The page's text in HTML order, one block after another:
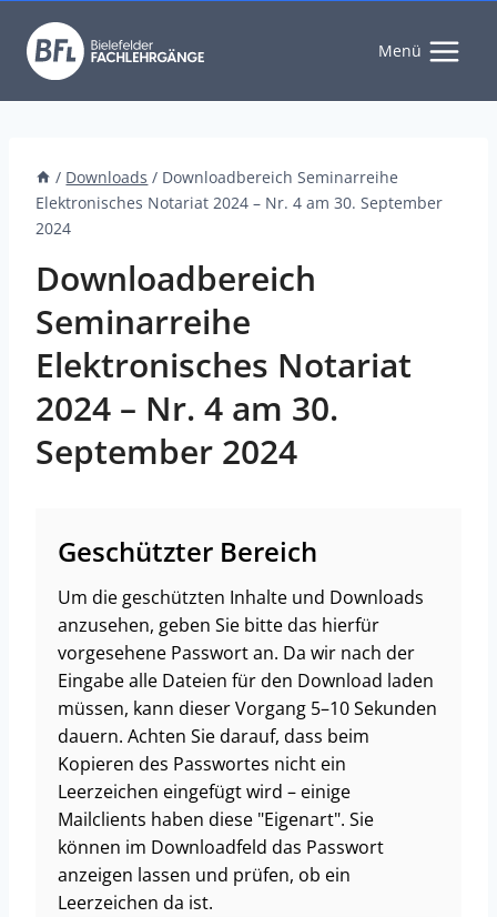
Inhalt
springen
Menü
/ Downloads / Downloadbereich Seminarreihe
Elektronisches Notariat 2024 – Nr. 4 am 30. September
2024
Downloadbereich
Seminarreihe
Elektronisches Notariat
2024 – Nr. 4 am 30.
September 2024
Geschützter Bereich
Um die geschützten Inhalte und Downloads
anzusehen, geben Sie bitte das hierfür
vorgesehene Passwort an. Da wir nach der
Eingabe alle Dateien für den Download laden
müssen, kann dieser Vorgang 5–10 Sekunden
dauern. Achten Sie darauf, dass beim
Kopieren des Passwortes nicht ein
Leerzeichen eingefügt wird – einige
Mailclients haben diese "Eigenart". Sie
können im Downloadfeld das Passwort
anzeigen lassen und prüfen, ob ein
Leerzeichen da ist.